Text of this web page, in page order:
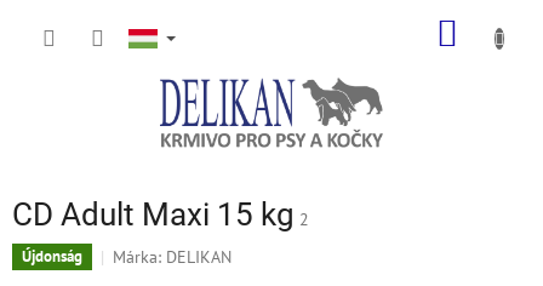
KOSÁR
CD Adult Maxi 15 kg 2
Újdonság Márka: DELIKAN